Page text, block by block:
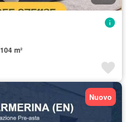
104 m²
Nuovo